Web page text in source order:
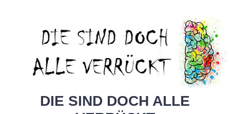
DIE SIND DOCH ALLE